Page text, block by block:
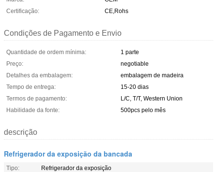
Certificação:
CE,Rohs
Condições de Pagamento e Envio
Quantidade de ordem mínima:
1 parte
Preço:
negotiable
Detalhes da embalagem:
embalagem de madeira
Tempo de entrega:
15-20 dias
Termos de pagamento:
L/C, T/T, Western Union
Habilidade da fonte:
500pcs pelo mês
descrição
Refrigerador da exposição da bancada
Tipo:
Refrigerador da exposição